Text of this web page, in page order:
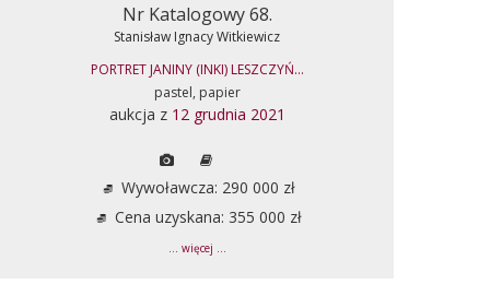
Nr Katalogowy 68.
Stanisław Ignacy Witkiewicz
PORTRET JANINY (INKI) LESZCZYŃ...
pastel, papier
aukcja z 12 grudnia 2021
Wywoławcza: 290 000 zł
Cena uzyskana: 355 000 zł
... więcej ...